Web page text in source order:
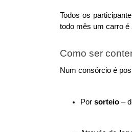
Todos os
todo mês um carro é
Como ser
Num consórcio é
Por sorteio –